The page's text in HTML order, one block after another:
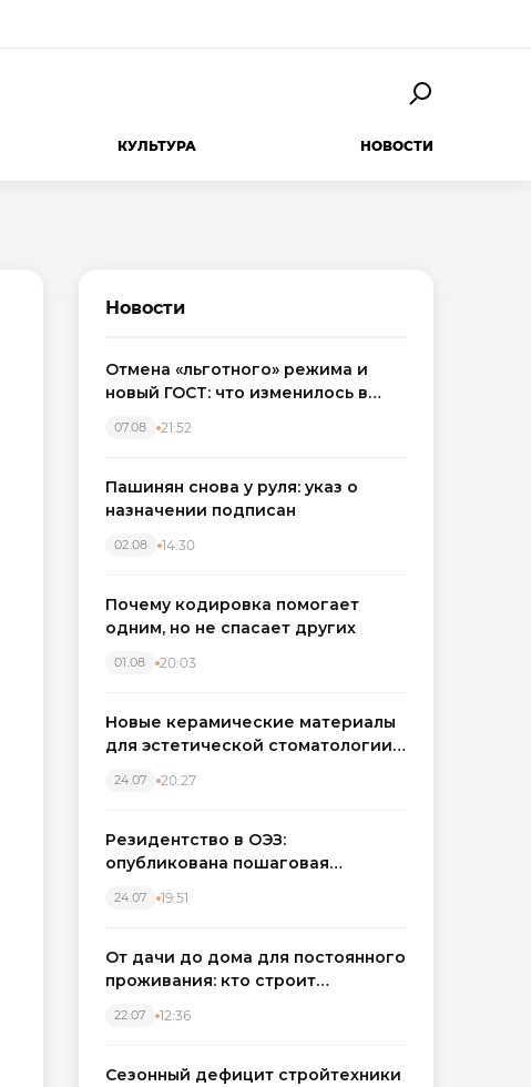
КУЛЬТУРА НОВОСТИ
Новости
Отмена «льготного» режима и
новый ГОСТ: что изменилось в
07.08 21:52
Пашинян снова у руля: указ о
назначении подписан
02.08 14:30
Почему кодировка помогает
одним, но не спасает других
01.08 20:03
Новые керамические материалы
для эстетической стоматологии
24.07 20:27
Резидентство в ОЭЗ:
опубликована пошаговая
налоговых льгот для инвесторов
24.07 19:51
От дачи до дома для постоянного
проживания: кто строит
Западном регионе
22.07 12:36
Сезонный дефицит стройтехники